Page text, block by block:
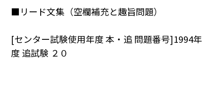
■リード文集（空欄補充と趣旨問題）
[センター試験使用年度 本・追 問題番号]1994年
度 追試験 ２０